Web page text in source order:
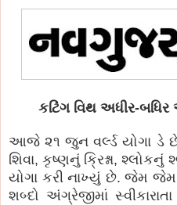
કટિંગ વિથ અધીર-બધિર
આજે ૨૧ જુન વર્લ્ડ યોગા ડે
શિવા, કૃષ્ણનું ક્રિશ્ના,
યોગા કરી નાખ્યું છે. જેમ
શબ્દો અંગ્રેજીમાં